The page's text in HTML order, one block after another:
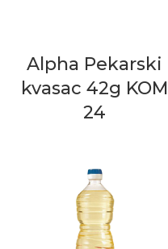
Alpha Pekarski
kvasac 42g KOM
24